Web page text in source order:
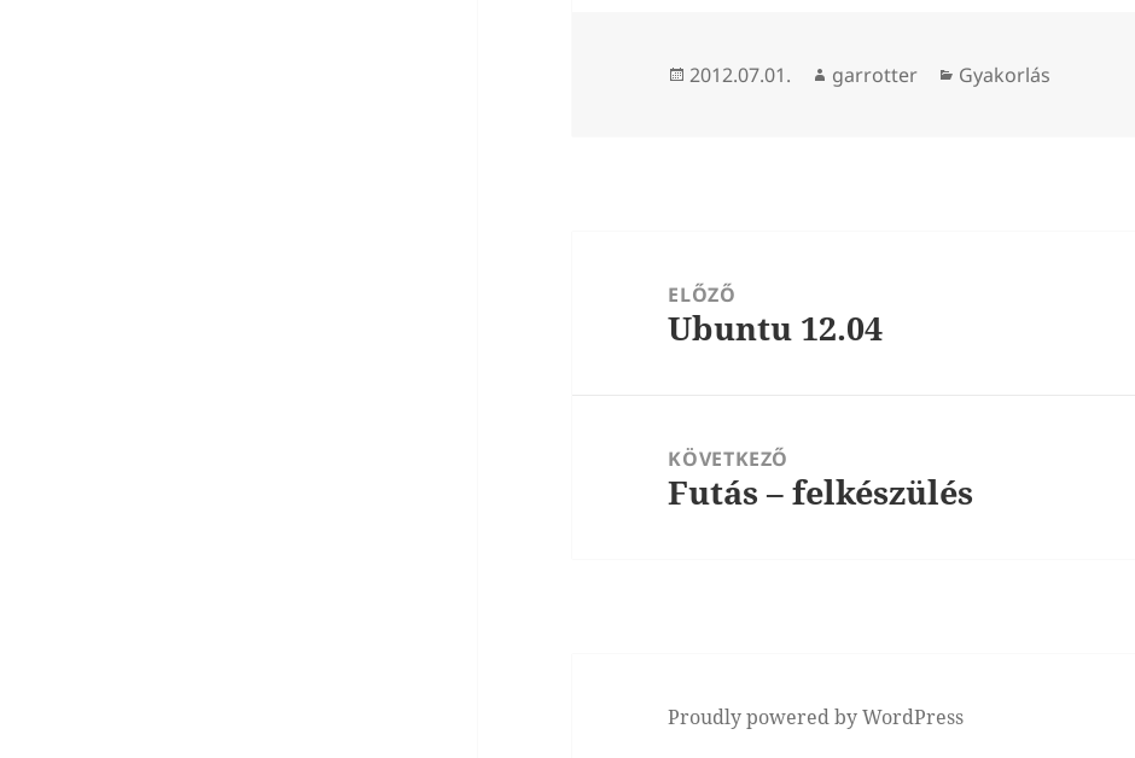
Közzétéve
2012.07.01. Szerző
garrotter Kategória
Gyakorlás
navigációELŐZŐ
Korábbi
Ubuntu 12.04
KÖVETKEZŐ
Következő
Futás – felkészülés
Proudly powered by WordPress